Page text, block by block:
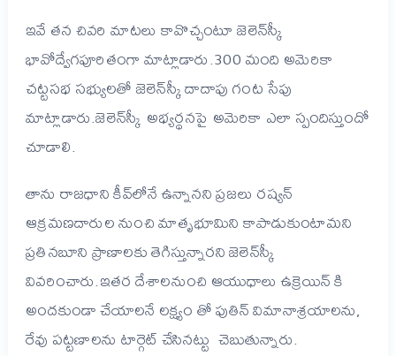
ఇవే తన చివరి మాటలు కావొచ్చంటూ జెలెన్‌స్కీ
భావోద్వేగపూరితంగా మాట్లాడారు.300 మంది అమెరికా
చట్టసభ సభ్యులతో జెలెన్‌స్కీ దాదాపు గంట సేపు
మాట్లాడారు.జెలెన్‌స్కీ అభ్యర్థనపై అమెరికా ఎలా స్పందిస్తుందో
చూడాలి.
తాను రాజధాని కీవ్‌లోనే ఉన్నానని ప్రజలు రష్యన్
ఆక్రమణదారుల నుంచి మాతృభూమిని కాపాడుకుంటామని
ప్రతినబూని ప్రాణాలకు తెగిస్తున్నారని జెలెన్‌స్కీ
వివరించారు.ఇతర దేశాలనుంచి ఆయుధాలు ఉక్రెయిన్ కి
అందకుండా చేయాలనే లక్ష్యం తో పుతిన్ విమానాశ్రయాలను,
రేవు పట్టణాలను టార్గెట్ చేసినట్టు చెబుతున్నారు.